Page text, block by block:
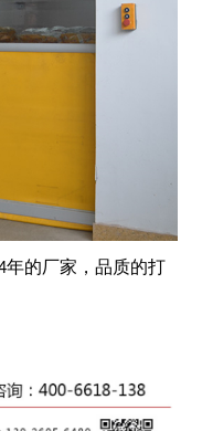
年的厂家，品质的打